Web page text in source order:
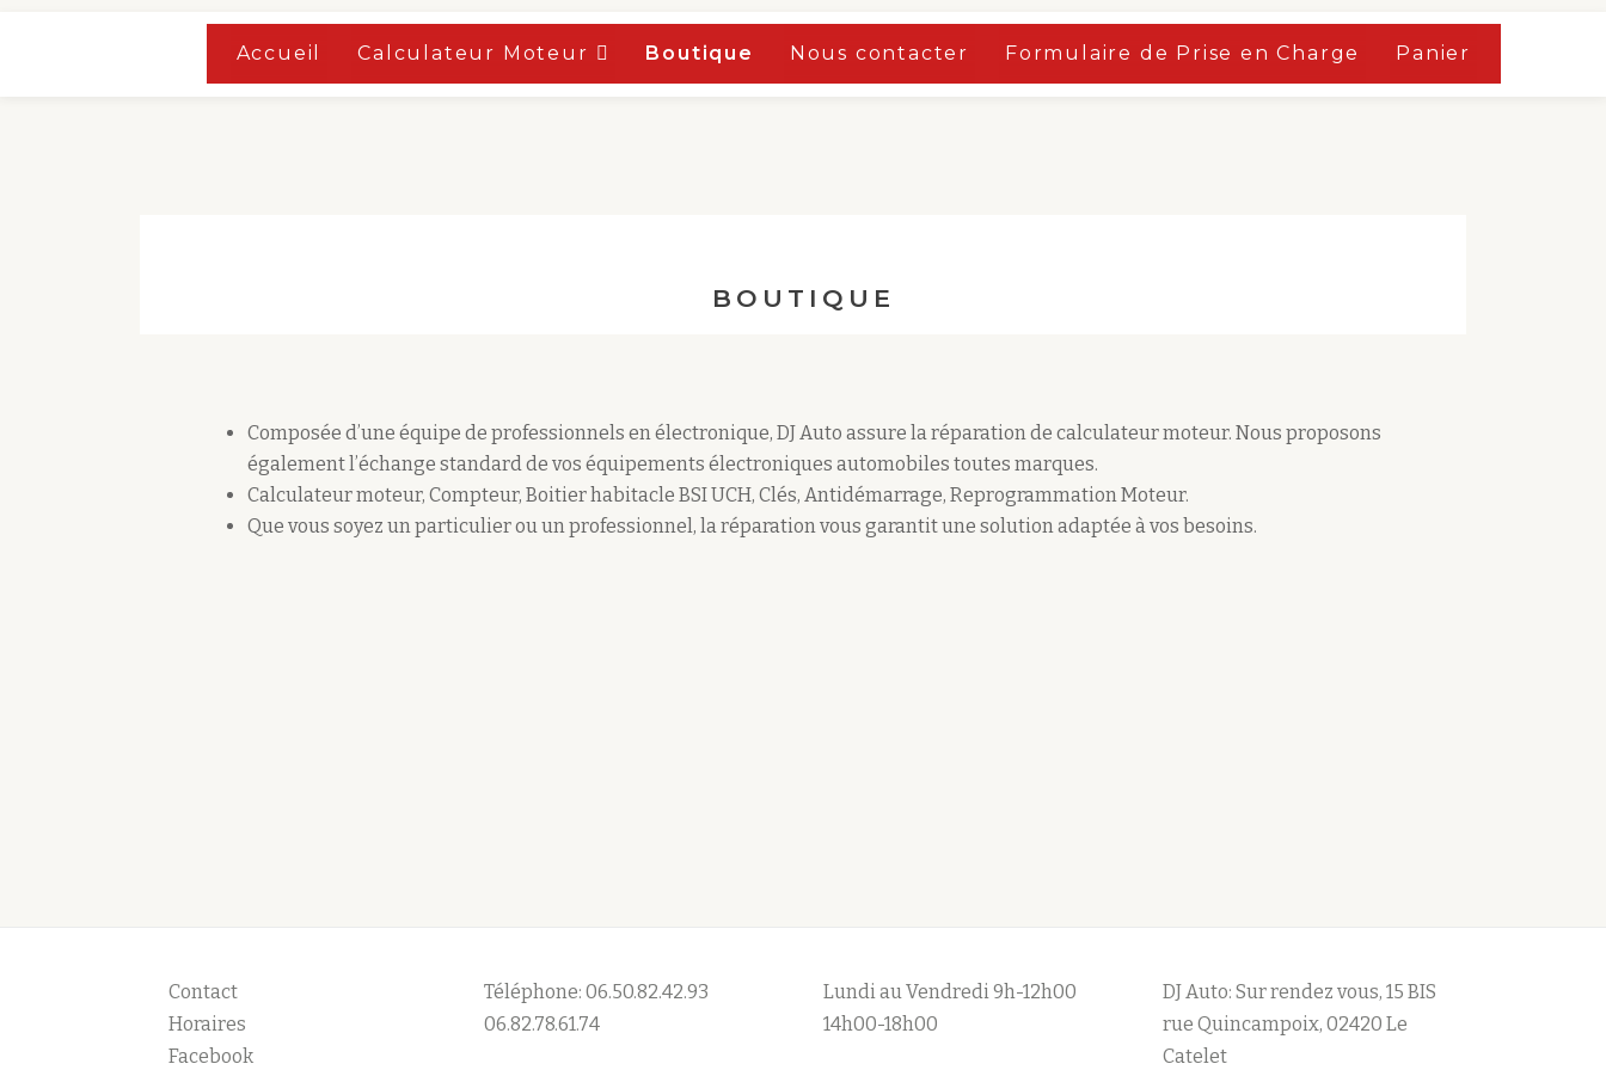
Accueil Calculateur Moteur Boutique Nous contacter Formulaire de Prise en Charge Panier
BOUTIQUE
Composée d’une équipe de professionnels en électronique, DJ Auto assure la réparation de calculateur moteur. Nous proposons
également l’échange standard de vos équipements électroniques automobiles toutes marques.
Calculateur moteur, Compteur, Boitier habitacle BSI UCH, Clés, Antidémarrage, Reprogrammation Moteur.
Que vous soyez un particulier ou un professionnel, la réparation vous garantit une solution adaptée à vos besoins.
Contact
Horaires
Facebook
Téléphone: 06.50.82.42.93
06.82.78.61.74
Lundi au Vendredi 9h-12h00
14h00-18h00
DJ Auto: Sur rendez vous, 15 BIS
rue Quincampoix, 02420 Le
Catelet